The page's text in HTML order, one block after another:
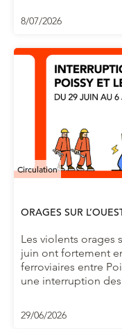
8/07/2026
Circulation
ORAGES SUR
Les violents orages
juin ont fortement
ferroviaires entre
une interruption
29/06/2026